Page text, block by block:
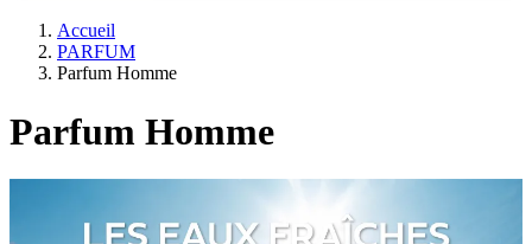
Accueil
PARFUM
Parfum Homme
Parfum Homme